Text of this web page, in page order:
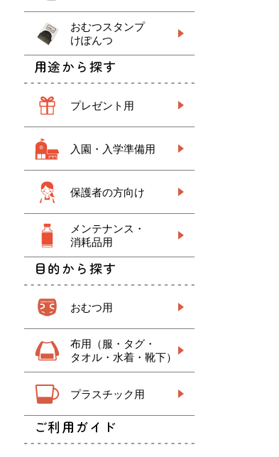
おむつスタンプ
けぽんつ
用途から探す
プレゼント用
入園・入学準備用
保護者の方向け
メンテナンス・
消耗品用
目的から探す
おむつ用
布用（服・タグ・
タオル・水着・靴下）
プラスチック用
ご利用ガイド